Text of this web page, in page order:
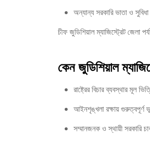
অন্যান্য সরকারি ভাতা ও
চীফ জুডিশিয়াল ম্যাজিস্ট্রেট জেলা
কেন জুডিশিয়াল
রাষ্ট্রের বিচার ব্যবস্থার মূল
আইনশৃঙ্খলা রক্ষায় গুরুত্বপূর্ণ
সম্মানজনক ও স্থায়ী সরকারি